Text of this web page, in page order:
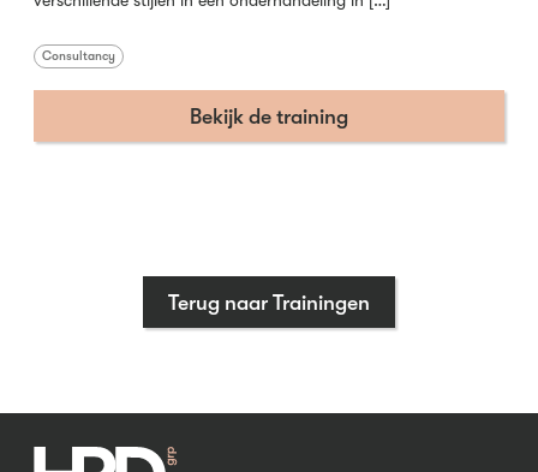
Consultancy
Bekijk de training
Terug naar Trainingen